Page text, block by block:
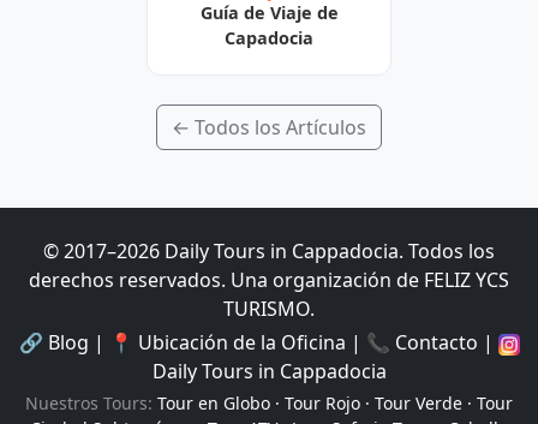
Guía de Viaje de
Capadocia
← Todos los Artículos
© 2017–2026 Daily Tours in Cappadocia. Todos los
derechos reservados. Una organización de FELIZ YCS
TURISMO.
🔗 Blog | 📍 Ubicación de la Oficina | 📞 Contacto |
Daily Tours in Cappadocia
Nuestros Tours: Tour en Globo · Tour Rojo · Tour Verde · Tour